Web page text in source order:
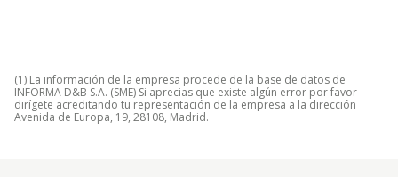
(1) La información de la empresa procede de la base de datos de
INFORMA D&B S.A. (SME) Si aprecias que existe algún error por favor
dirígete acreditando tu representación de la empresa a la dirección
Avenida de Europa, 19, 28108, Madrid.